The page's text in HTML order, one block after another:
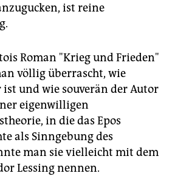
ist reine
Roman "Krieg und Frieden"
völlig überrascht, wie
und wie souverän der Autor
eigenwilligen
in die das Epos
als Sinngebung des
man sie vielleicht mit dem
Lessing nennen.